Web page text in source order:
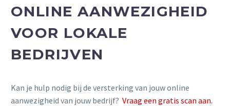
ONLINE AANWEZIGHEID
VOOR LOKALE
BEDRIJVEN
Kan je hulp nodig bij de versterking van jouw online
aanwezigheid van jouw bedrijf? Vraag een gratis scan aan.